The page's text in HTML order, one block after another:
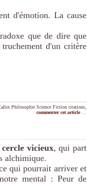
d'émotion. La cause
que de dire que
d'un critère
Philosophie Science Fiction citations,
commenter cet article
vicieux, qui part
alchimique.
qui pourrait arriver et
mental : Peur de